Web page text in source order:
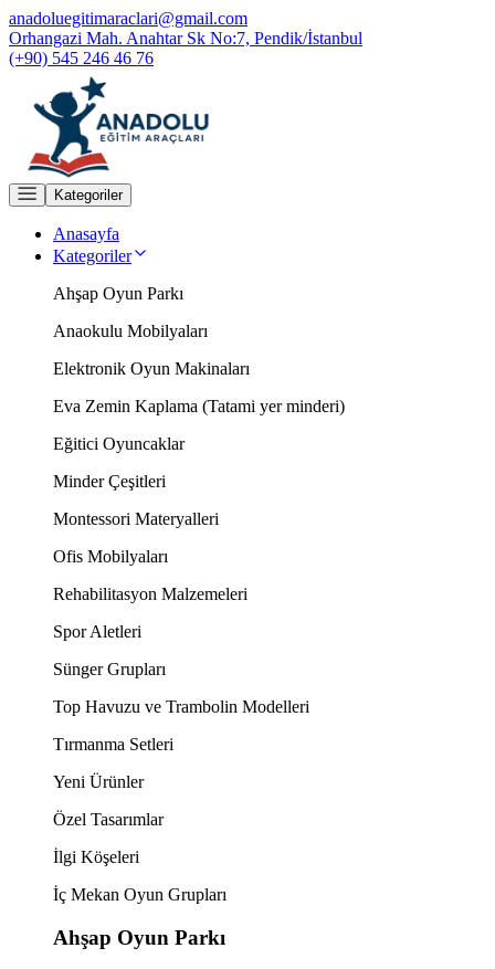
anadoluegitimaraclari@gmail.com
Orhangazi Mah. Anahtar Sk No:7, Pendik/İstanbul
(+90) 545 246 46 76
Kategoriler
Anasayfa
Kategoriler
Ahşap Oyun Parkı
Anaokulu Mobilyaları
Elektronik Oyun Makinaları
Eva Zemin Kaplama (Tatami yer minderi)
Eğitici Oyuncaklar
Minder Çeşitleri
Montessori Materyalleri
Ofis Mobilyaları
Rehabilitasyon Malzemeleri
Spor Aletleri
Sünger Grupları
Top Havuzu ve Trambolin Modelleri
Tırmanma Setleri
Yeni Ürünler
Özel Tasarımlar
İlgi Köşeleri
İç Mekan Oyun Grupları
Ahşap Oyun Parkı